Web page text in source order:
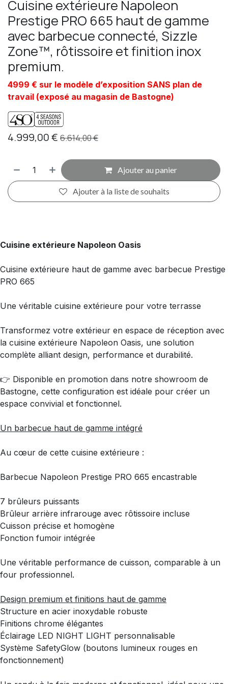
Cuisine extérieure Napoleon
Prestige PRO 665 haut de gamme
avec barbecue connecté, Sizzle
Zone™, rôtissoire et finition inox
premium.
4999 € sur le modèle d’exposition SANS plan de
travail (exposé au magasin de Bastogne)
4.999,00€ 6.614,00€
Ajouter au panier
Ajouter à la liste de souhaits
Cuisine extérieure Napoleon Oasis
Cuisine extérieure haut de gamme avec barbecue Prestige
PRO 665
Une véritable cuisine extérieure pour votre terrasse
Transformez votre extérieur en espace de réception avec
la cuisine extérieure Napoleon Oasis, une solution
complète alliant design, performance et durabilité.
👉 Disponible en promotion dans notre showroom de
Bastogne, cette configuration est idéale pour créer un
espace convivial et fonctionnel.
Un barbecue haut de gamme intégré
Au cœur de cette cuisine extérieure :
Barbecue Napoleon Prestige PRO 665 encastrable
7 brûleurs puissants
Brûleur arrière infrarouge avec rôtissoire incluse
Cuisson précise et homogène
Fonction fumoir intégrée
Une véritable performance de cuisson, comparable à un
four professionnel.
Design premium et finitions haut de gamme
Structure en acier inoxydable robuste
Finitions chrome élégantes
Éclairage LED NIGHT LIGHT personnalisable
Système SafetyGlow (boutons lumineux rouges en
fonctionnement)